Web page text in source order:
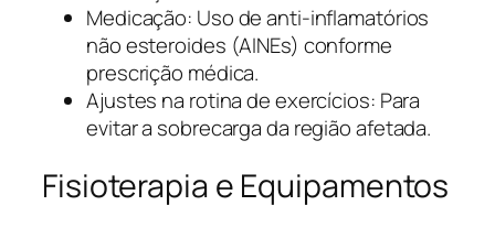
Medicação: Uso de anti-inflamatórios
não esteroides (AINEs) conforme
prescrição médica.
Ajustes na rotina de exercícios: Para
evitar a sobrecarga da região afetada.
Fisioterapia e Equipamentos